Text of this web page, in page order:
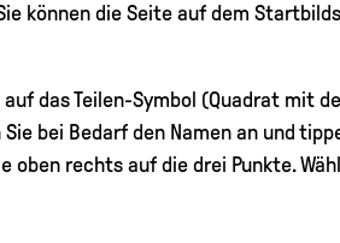
können die Seite auf dem
das Teilen-Symbol (Quadrat mit
bei Bedarf den Namen an und
oben rechts auf die drei Punkte.